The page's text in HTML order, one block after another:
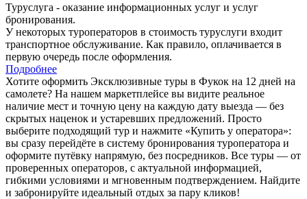
Туруслуга - оказание информационных услуг и услуг
бронирования.
У некоторых туроператоров в стоимость туруслуги входит
транспортное обслуживание. Как правило, оплачивается в
первую очередь после оформления.
Подробнее
Хотите оформить Эксклюзивные туры в Фукок на 12 дней на
самолете? На нашем маркетплейсе вы видите реальное
наличие мест и точную цену на каждую дату выезда — без
скрытых наценок и устаревших предложений. Просто
выберите подходящий тур и нажмите «Купить у оператора»:
вы сразу перейдёте в систему бронирования туроператора и
оформите путёвку напрямую, без посредников. Все туры — от
проверенных операторов, с актуальной информацией,
гибкими условиями и мгновенным подтверждением. Найдите
и забронируйте идеальный отдых за пару кликов!